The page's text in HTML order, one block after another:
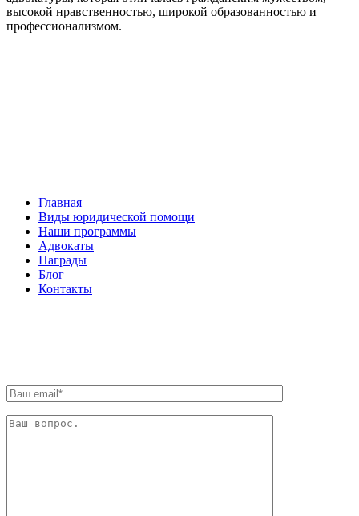
высокой нравственностью, широкой образованностью и
профессионализмом.
Главная
Виды юридической помощи
Наши программы
Адвокаты
Награды
Блог
Контакты